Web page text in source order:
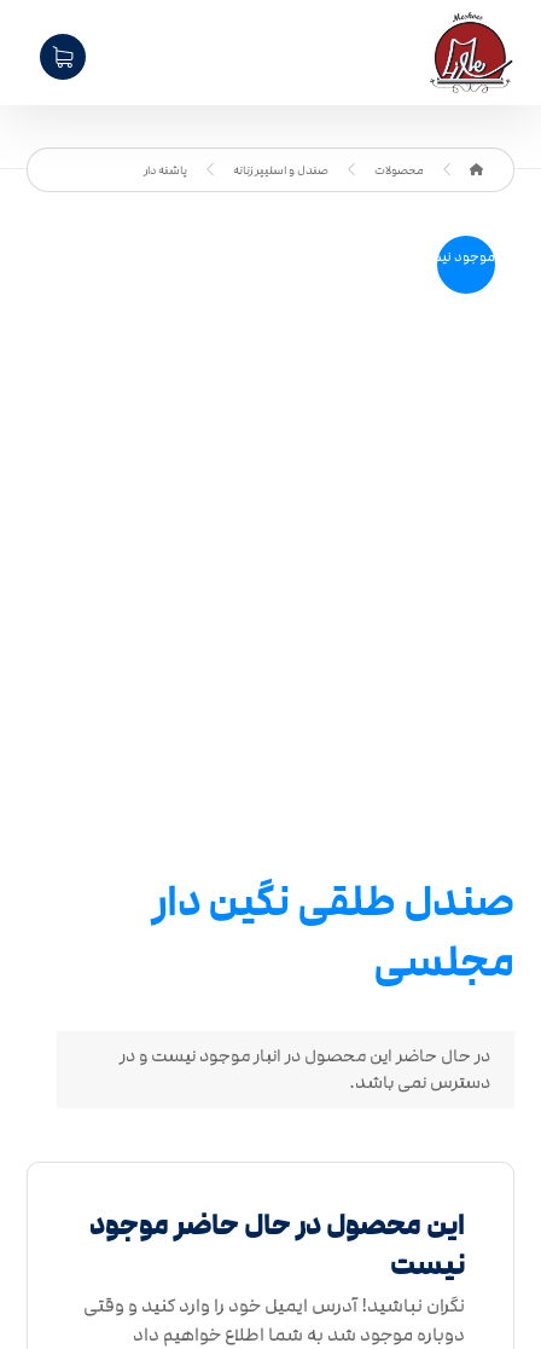
محصولات صندل و اسلیپر زنانه پاشنه دار
موجود نیست
صندل طلقی نگین دار
مجلسی
در حال حاضر این محصول در انبار موجود نیست و در
دسترس نمی باشد.
این محصول در حال حاضر موجود
نیست
نگران نباشید! آدرس ایمیل خود را وارد کنید و وقتی
دوباره موجود شد به شما اطلاع خواهیم داد